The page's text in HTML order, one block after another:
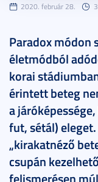
2020. február 28.
Paradox módon
életmódból
korai
érintett beteg
a
fut, sétál)
„kirakatnéző
csupán
felismerésen